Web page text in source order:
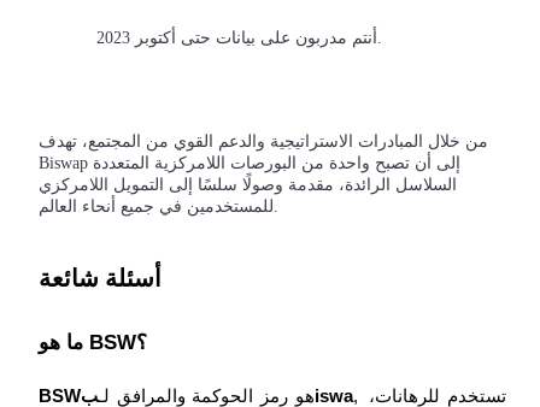
Deposit CASHCAT & Win
Exclusive for BitMart Users
Register & Trade to Win 500,000 USDT
أنتم مدربون على بيانات حتى أكتوبر 2023.
من خلال المبادرات الاستراتيجية والدعم القوي من المجتمع، تهدف
Biswap إلى أن تصبح واحدة من البورصات اللامركزية المتعددة
السلاسل الرائدة، مقدمة وصولًا سلسًا إلى التمويل اللامركزي
للمستخدمين في جميع أنحاء العالم.
أسئلة شائعة
ما هو BSW؟
BSW هو رمز الحوكمة والمرافق لـبiswa, تستخدم للرهانات،